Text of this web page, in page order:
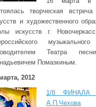
творческая
и художественного
искусств г.
Театра
Помазкиным.
2012
1/8 ФИНАЛА
А.П.Чехова